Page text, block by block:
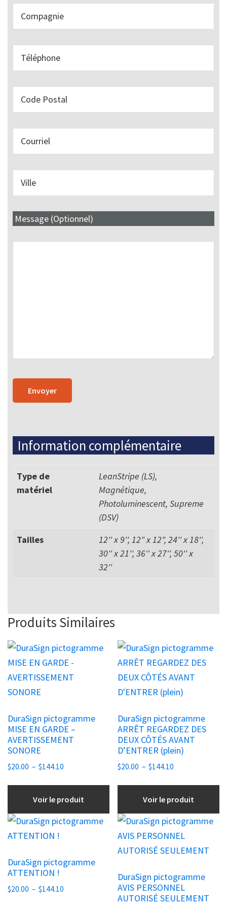
Message (Optionnel)
Information complémentaire
Type de
matériel
LeanStripe (LS),
Magnétique,
Photoluminescent, Supreme
(DSV)
Tailles
12'' x 9'', 12" x 12", 24'' x 18'',
30'' x 21'', 36'' x 27'', 50'' x
32''
Produits Similaires
DuraSign pictogramme
MISE EN GARDE –
AVERTISSEMENT
SONORE
$20.00 – $144.10
$20.00
à
$144.10
Voir le produit
Ce
produit
a
plusieurs
Les
options
peuvent
être
page
du
DuraSign pictogramme
ARRÊT REGARDEZ DES
DEUX CÔTÉS AVANT
D’ENTRER (plein)
$20.00 – $144.10
$20.00
à
$144.10
Voir le produit
Ce
produit
a
plusieurs
Les
options
peuvent
être
page
du
produit
DuraSign pictogramme
ATTENTION !
$20.00 – $144.10
Ce
produit
plusieurs
variations.
Les
DuraSign pictogramme
AVIS PERSONNEL
AUTORISÉ SEULEMENT
Ce
produit
a
variations.
Les